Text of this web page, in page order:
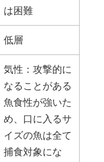
は困難
低層
気性：攻撃的に
なることがある
魚食性が強いた
め、口に入るサ
イズの魚は全て
捕食対象にな